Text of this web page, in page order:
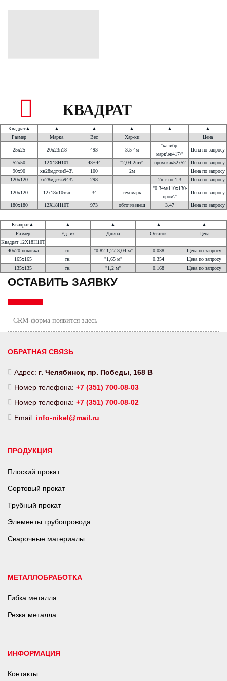
КВАДРАТ
Квадрат▲ ▲ ▲ ▲ ▲
▲
Размер
Марка Вес Хар-ки Цена
25х25 20х23н18 493 3.5-4м
"калибр,
марк\эи417\"
Цена по запросу
52х50 12Х18Н10Т 43+44 "2,04-2шт" пром как52х52
Цена по запросу
90х90
хн28мдт\эи943\ 100 2м
Цена по запросу
120х120
хн28мдт\эи943\ 298 2шт по 1.3 Цена по запросу
120х120 12х18н10твд 34 тем марк
"0,34м\110х130-
пром\"
Цена по запросу
180х180 12Х18Н10Т 973 обточ\взвеш 3.47 Цена по запросу
Квадрат▲ ▲ ▲ ▲
▲
Размер
Ед. из Длина Остаток
Цена
Квадрат 12Х18Н10Т
40х20 поковка
тн. "0,82-1,27-3,04 м" 0.038
Цена по запросу
165х165
тн. "1,65 м" 0.354
Цена по запросу
135х135
тн. "1,2 м" 0.168 Цена по запросу
ОСТАВИТЬ ЗАЯВКУ
CRM-форма появится здесь
ОБРАТНАЯ СВЯЗЬ
Адрес: г. Челябинск, пр. Победы, 168 В
Номер телефона: +7 (351) 700-08-03
Номер телефона: +7 (351) 700-08-02
Email: info-nikel@mail.ru
ПРОДУКЦИЯ
Плоский прокат
Сортовый прокат
Трубный прокат
Элементы трубопровода
Сварочные материалы
МЕТАЛЛОБРАБОТКА
Гибка металла
Резка металла
ИНФОРМАЦИЯ
Контакты